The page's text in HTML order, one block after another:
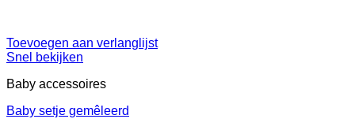
Toevoegen aan verlanglijst
Snel bekijken
Baby accessoires
Baby setje gemêleerd